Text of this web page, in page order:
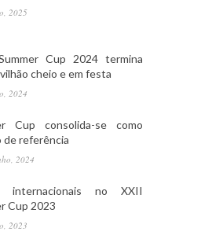
2025
Cup 2024 termina
cheio e em festa
2024
Cup consolida-se como
de referência
2024
internacionais no XXII
Cup 2023
2023